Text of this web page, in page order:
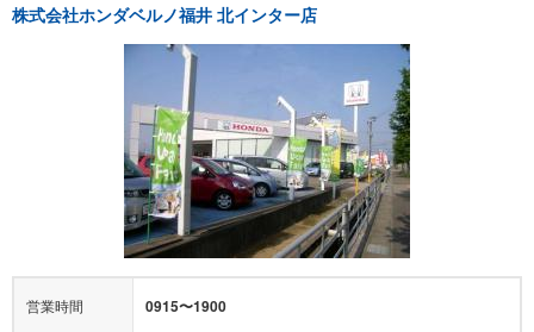
株式会社ホンダベルノ福井 北インター店
営業時間 0915〜1900